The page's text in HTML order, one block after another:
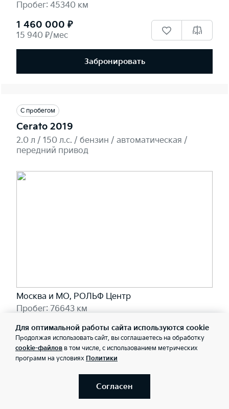
Пробег: 45340 км
1 460 000 ₽
15 940 ₽/мес
Забронировать
С пробегом
Cerato 2019
2.0 л / 150 л.c. / бензин / автоматическая /
передний привод
Москва и МО, РОЛЬФ Центр
Пробег: 76643 км
1 920 000 ₽
20 970 ₽/мес
Для оптимальной работы сайта используются cookie
Продолжая использовать сайт, вы соглашаетесь на обработку
cookie-файлов в том числе, с использованием метрических
программ на условиях Политики
Согласен